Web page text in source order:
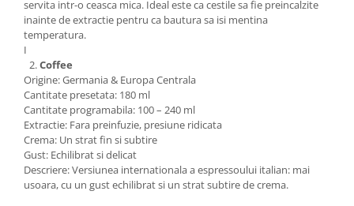
servita intr-o ceasca mica. Ideal este ca cestile sa fie preincalzite
inainte de extractie pentru ca bautura sa isi mentina
temperatura.
I
Coffee
Origine: Germania & Europa Centrala
Cantitate presetata: 180 ml
Cantitate programabila: 100 – 240 ml
Extractie: Fara preinfuzie, presiune ridicata
Crema: Un strat fin si subtire
Gust: Echilibrat si delicat
Descriere: Versiunea internationala a espressoului italian: mai
usoara, cu un gust echilibrat si un strat subtire de crema.